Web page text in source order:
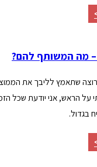
– מה המשותף להם?
שתאמץ לליבך את
הראש, אני יודעת שכל
בגדול.